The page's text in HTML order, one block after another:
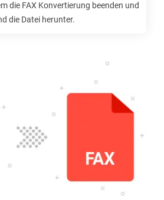
die FAX Konvertierung beenden und
die Datei herunter.